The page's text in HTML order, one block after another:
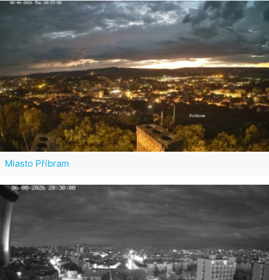
Miasto Příbram